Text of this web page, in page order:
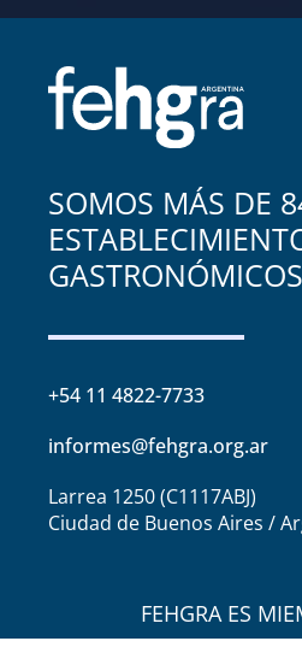
SOMOS MÁS DE
+54 11 4822-7733
informes@fehgra.org.ar
Larrea 1250 (C1117ABJ)
Ciudad de Buenos Aires /
FEHGRA ES